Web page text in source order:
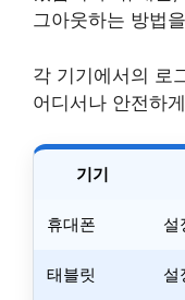
그아웃하는 방법
각 기기에서의 로
어디서나 안전하
기기
휴대폰 설
태블릿 설